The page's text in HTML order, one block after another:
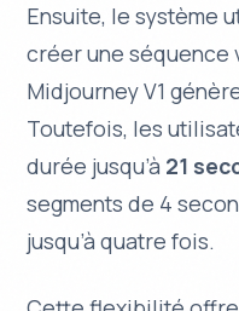
Ensuite, le système
créer une séquence
Midjourney V1
Toutefois, les
durée jusqu’à 21
segments de 4
jusqu’à quatre fois.